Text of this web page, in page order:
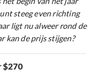
steeg even richting
ligt nu alweer rond de
kan de prijs stijgen?
$270